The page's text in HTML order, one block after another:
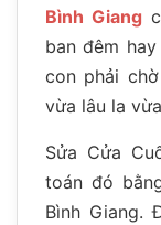
Bình Giang
ban đêm
con phải
vừa lâu la
Sửa Cửa
toán đó
Bình Giang.